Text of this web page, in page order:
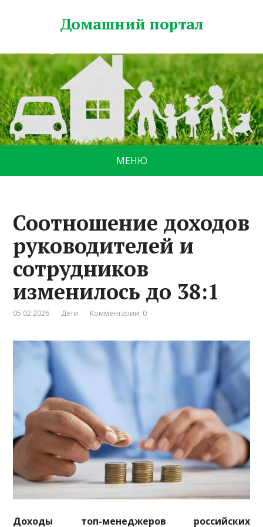
Домашний портал
МЕНЮ
Соотношение доходов
руководителей и
сотрудников
изменилось до 38:1
05.02.2026 Дети Комментарии: 0
Доходы топ-менеджеров российских